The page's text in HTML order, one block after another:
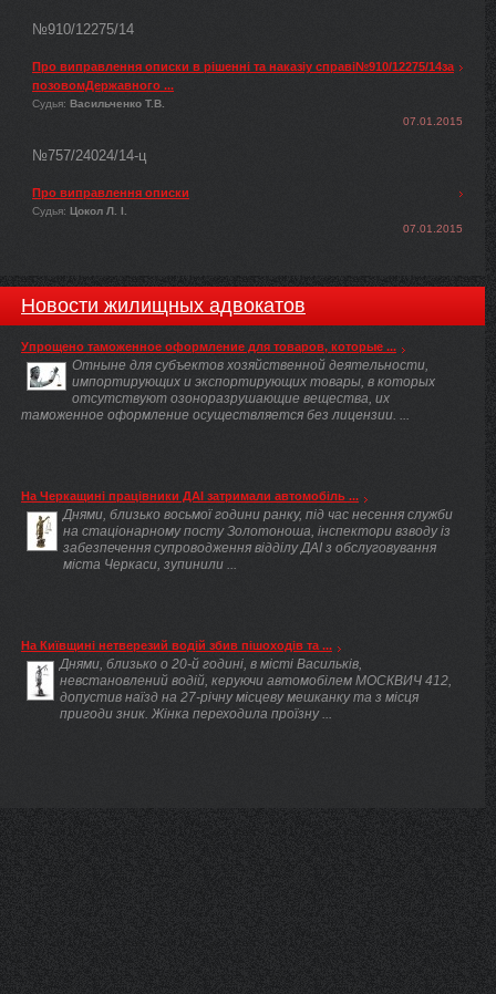
№910/12275/14
Про виправлення описки в рішенні та наказіу справі№910/12275/14за
позовомДержавного ...
Судья: Васильченко Т.В.
07.01.2015
№757/24024/14-ц
Про виправлення описки
Судья: Цокол Л. І.
07.01.2015
Новости жилищных адвокатов
Упрощено таможенное оформление для товаров, которые ...
Отныне для субъектов хозяйственной деятельности,
импортирующих и экспортирующих товары, в которых
отсутствуют озоноразрушающие вещества, их
таможенное оформление осуществляется без лицензии. ...
На Черкащині працівники ДАІ затримали автомобіль ...
Днями, близько восьмої години ранку, під час несення служби
на стаціонарному посту Золотоноша, інспектори взводу із
забезпечення супроводження відділу ДАІ з обслуговування
міста Черкаси, зупинили ...
На Київщині нетверезий водій збив пішоходів та ...
Днями, близько о 20-й годині, в місті Васильків,
невстановлений водій, керуючи автомобілем МОСКВИЧ 412,
допустив наїзд на 27-річну місцеву мешканку та з місця
пригоди зник. Жінка переходила проїзну ...